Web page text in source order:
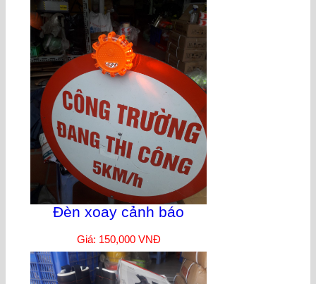
Đèn xoay cảnh báo
Giá: 150,000 VNĐ